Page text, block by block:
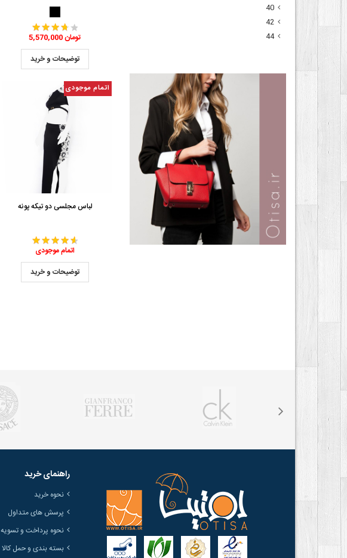
5,570,000 تومان
توضیحات و خرید
اتمام موجودی
لباس مجلسی دو تیکه پونه
اتمام موجودی
توضیحات و خرید
40
42
44
راهنمای خرید
نحوه خرید
پرسش های متداول
نحوه پرداخت و تسویه
بسته بندی و حمل کالا